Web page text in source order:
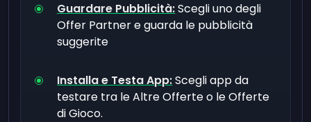
Guardare Pubblicità:Scegli uno degli
Offer Partner e guarda le pubblicità
suggerite
Installa e Testa App:Scegli app da
testare tra le Altre Offerte o le Offerte
di Gioco.